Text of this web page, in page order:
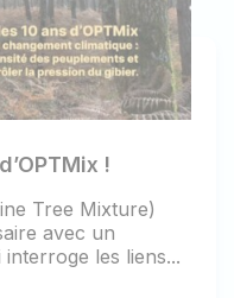
!
Tree Mixture)
avec un
les liens...